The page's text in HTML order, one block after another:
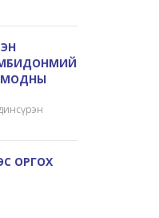
МОДНЫ
ОРГОХ